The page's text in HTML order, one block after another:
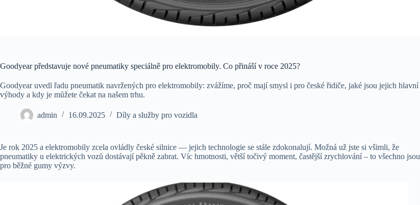
Goodyear představuje nové pneumatiky speciálně pro elektromobily. Co přináší v roce 2025?
Goodyear uvedl řadu pneumatik navržených pro elektromobily: zvážíme, proč mají smysl i pro české řidiče, jaké jsou jejich hlavní
výhody a kdy je můžete čekat na našem trhu.
admin 16.09.2025 Díly a služby pro vozidla
Je rok 2025 a elektromobily zcela ovládly české silnice — jejich technologie se stále zdokonalují. Možná už jste si všimli, že
pneumatiky u elektrických vozů dostávají pěkně zabrat. Víc hmotnosti, větší točivý moment, častější zrychlování – to všechno jsou
pro běžné gumy výzvy.